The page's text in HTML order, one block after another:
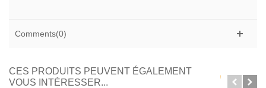
Comments(0)
CES PRODUITS PEUVENT ÉGALEMENT
VOUS INTÉRESSER...